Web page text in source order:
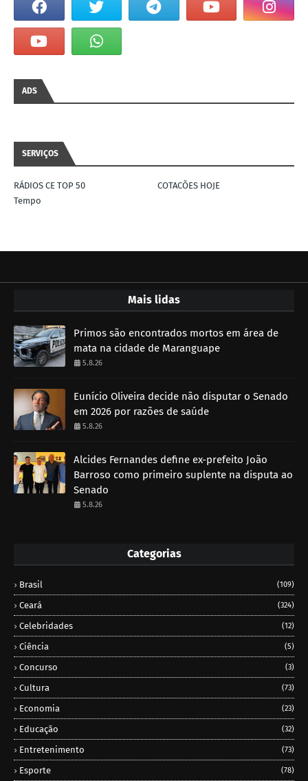
ADS
SERVIÇOS
RÁDIOS CE TOP 50
COTACÕES HOJE
Tempo
Mais lidas
Primos são encontrados mortos em área de
mata na cidade de Maranguape
5.8.26
Eunício Oliveira decide não disputar o Senado
em 2026 por razões de saúde
5.8.26
Alcides Fernandes define ex-prefeito João
Barroso como primeiro suplente na disputa ao
Senado
5.8.26
Categorias
Brasil (109)
Ceará (324)
Celebridades (12)
Ciência (5)
Concurso (3)
Cultura (73)
Economia (23)
Educação (32)
Entretenimento (73)
Esporte (78)